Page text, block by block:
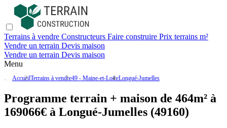
Terrains à vendre Constructeurs Faire construire Prix terrains m²
Vendre un terrain Devis maison
Vendre un terrain Devis maison
Menu
AccueilTerrains à vendre49 - Maine-et-LoireLongué-Jumelles
Programme terrain + maison de 464m² à
169066€ à Longué-Jumelles (49160)